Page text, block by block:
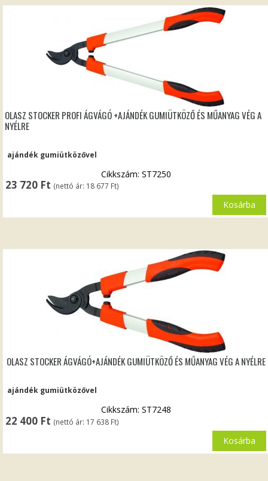
OLASZ STOCKER PROFI ÁGVÁGÓ +AJÁNDÉK GUMIÜTKÖZŐ ÉS MŰANYAG VÉG A
NYÉLRE
ajándék gumiütközővel
23 720 Ft (nettó ár: 18 677 Ft)
Cikkszám: ST7250
Kosárba
OLASZ STOCKER ÁGVÁGÓ+AJÁNDÉK GUMIÜTKÖZŐ ÉS MŰANYAG VÉG A NYÉLRE
ajándék gumiütközővel
22 400 Ft (nettó ár: 17 638 Ft)
Cikkszám: ST7248
Kosárba